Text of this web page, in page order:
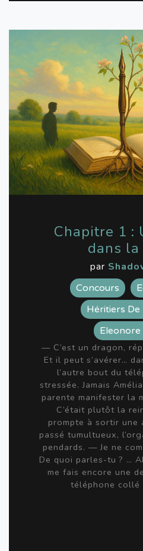
Chapitre 1 :
dans la
par
Concours
Héritiers De
— C’est un dragon,
Et il peut s’avérer…
l’autre bout du
stressée. Jamais
parente manifester la
C’était plutôt la
prompte à sortir une
passé tumultueux,
pendards. — Je ne
De quoi parles-tu ? …
me fais encore une
téléphone collé